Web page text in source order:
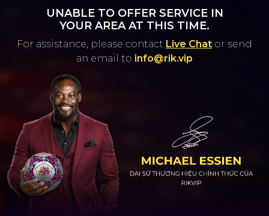
UNABLE TO OFFER SERVICE IN
YOUR AREA AT THIS TIME.
For assistance, please contact Live Chat or send
an email to info@rik.vip